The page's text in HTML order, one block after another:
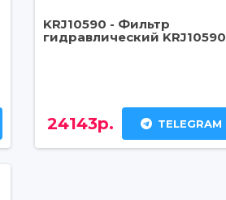
KRJ10590 - Фильтр
гидравлический KRJ10590
24143р. TELEGRAM